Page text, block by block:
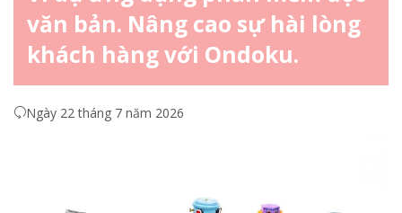
văn bản. Nâng cao sự hài lòng
khách hàng với Ondoku.
Ngày 22 tháng 7 năm 2026